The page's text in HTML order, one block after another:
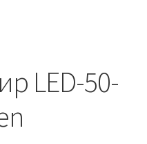
LED-50-